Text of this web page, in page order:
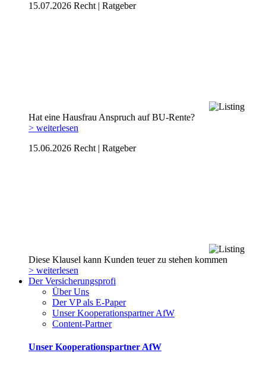
15.07.2026 Recht | Ratgeber
Hat eine Hausfrau Anspruch auf BU-Rente?
> weiterlesen
15.06.2026 Recht | Ratgeber
Diese Klausel kann Kunden teuer zu stehen kommen
> weiterlesen
Der Versicherungsprofi
Über Uns
Der VP als E-Paper
Unser Kooperationspartner AfW
Content-Partner
Unser Kooperationspartner AfW